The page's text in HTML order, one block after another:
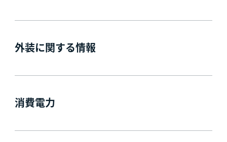
外装に関する情報
消費電力